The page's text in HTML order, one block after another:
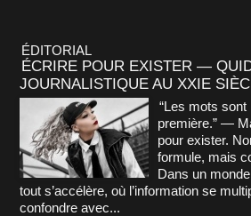
ÉDITORIAL
ÉCRIRE POUR EXISTER —
JOURNALISTIQUE AU XXIE
“Les mots
première.” —
pour exister.
formule, mais
Dans un
tout s’accélère, où l’information se
confondre avec...